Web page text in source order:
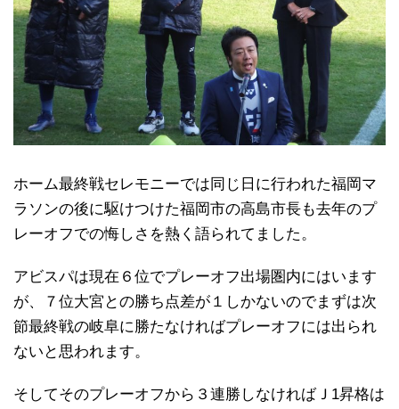
ホーム最終戦セレモニーでは同じ日に行われた福岡マ
ラソンの後に駆けつけた福岡市の高島市長も去年のプ
レーオフでの悔しさを熱く語られてました。
アビスパは現在６位でプレーオフ出場圏内にはいます
が、７位大宮との勝ち点差が１しかないのでまずは次
節最終戦の岐阜に勝たなければプレーオフには出られ
ないと思われます。
そしてそのプレーオフから３連勝しなければＪ1昇格は